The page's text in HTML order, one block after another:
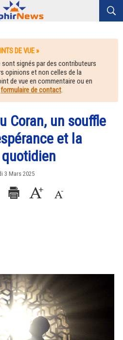
DE VUE »
signés par des contributeurs
opinions et non celles de la
de vue en commentaire ou en
formulaire de contact.
Coran, un souffle
et la
3 Mars 2025